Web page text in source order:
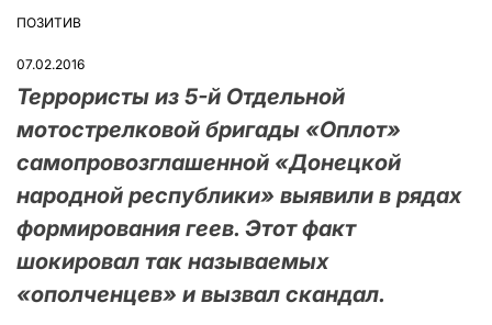
ОПУБЛІКУВАТИ
ПОЗИТИВ
07.02.2016
Террористы из 5-й Отдельной
мотострелковой бригады «Оплот»
самопровозглашенной «Донецкой
народной республики» выявили в рядах
формирования геев. Этот факт
шокировал так называемых
«ополченцев» и вызвал скандал.